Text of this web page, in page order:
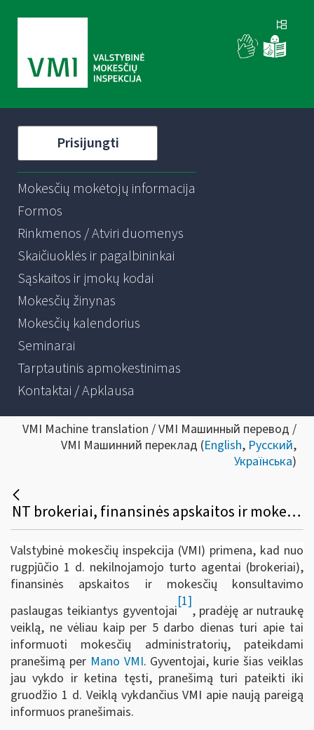
Prisijungti
Mokesčių mokėtojų informacija
Formos
Rinkmenos / Atviri duomenys
Skaičiuoklės ir pagalbininkai
Sąskaitos ir įmokų kodai
Mokesčių žinynas
Mokesčių kalendorius
Seminarai
Tarptautinis apmokestinimas
Kontaktai / Apklausa
VMI Machine translation / VMI Машинный перевод /
VMI Машинний переклад (English, Русский,
Українська)
NT brokeriai, finansinės apskaitos ir mokesčių konsultavimo paslaugas teikiantys gyventojai turi pranešti apie vykdomą veiklą
Valstybinė mokesčių inspekcija (VMI) primena, kad nuo
rugpjūčio 1 d. nekilnojamojo turto agentai (brokeriai),
finansinės apskaitos ir mokesčių konsultavimo
paslaugas teikiantys gyventojai
[1]
, pradėję ar nutraukę
veiklą, ne vėliau kaip per 5 darbo dienas turi apie tai
informuoti mokesčių administratorių, pateikdami
pranešimą per Mano VMI. Gyventojai, kurie šias veiklas
jau vykdo ir ketina tęsti, pranešimą turi pateikti iki
gruodžio 1 d. Veiklą vykdančius VMI apie naują pareigą
informuos pranešimais.